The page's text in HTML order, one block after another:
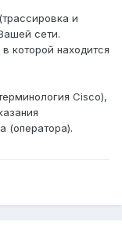
и
сети.
которой находится
Cisco),
(оператора).